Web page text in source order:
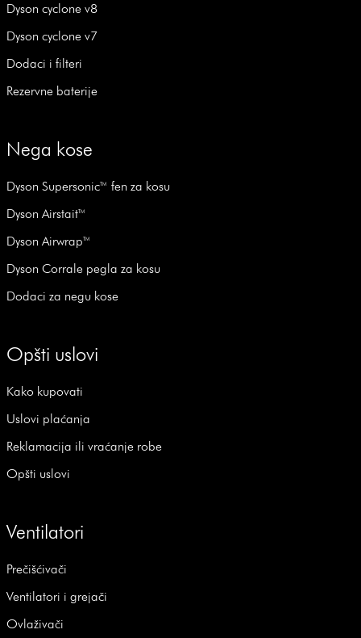
Dyson cyclone v8
Dyson cyclone v7
Dodaci i filteri
Rezervne baterije
Nega kose
Dyson Supersonic™ fen za kosu
Dyson Airstait™
Dyson Airwrap™
Dyson Corrale pegla za kosu
Dodaci za negu kose
Opšti uslovi
Kako kupovati
Uslovi plaćanja
Reklamacija ili vraćanje robe
Opšti uslovi
Ventilatori
Prečišćivači
Ventilatori i grejači
Ovlaživači